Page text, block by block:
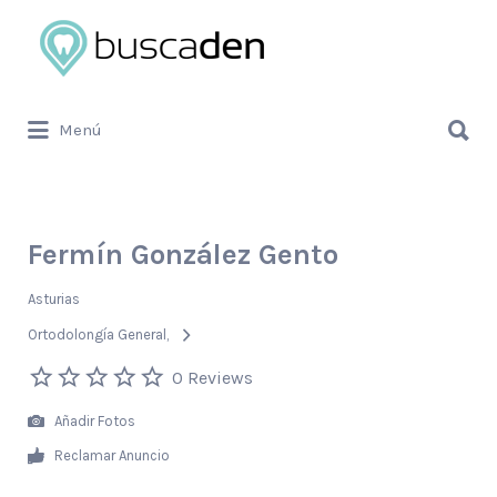
Buscar
por:
Menú
por:
Fermín González Gento
Asturias
Ortodolongía General
0 Reviews
Añadir Fotos
Reclamar Anuncio